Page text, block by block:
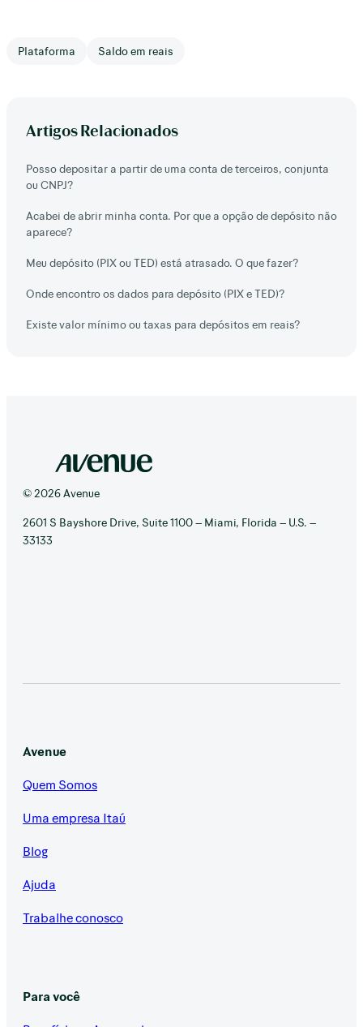
Plataforma Saldo em reais
Artigos Relacionados
Posso depositar a partir de uma conta de terceiros, conjunta
ou CNPJ?
Acabei de abrir minha conta. Por que a opção de depósito não
aparece?
Meu depósito (PIX ou TED) está atrasado. O que fazer?
Onde encontro os dados para depósito (PIX e TED)?
Existe valor mínimo ou taxas para depósitos em reais?
© 2026 Avenue
2601 S Bayshore Drive, Suite 1100 – Miami, Florida – U.S. –
33133
Avenue
Quem Somos
Uma empresa Itaú
Blog
Ajuda
Trabalhe conosco
Para você